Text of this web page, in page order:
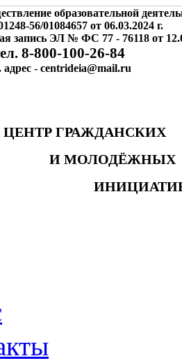
образовательной
56/01084657 от 06.03.2024 г.
запись ЭЛ № ФС 77 - 76118 от
8-800-100-26-84
адрес - centrideia@mail.ru
ЦЕНТР
И